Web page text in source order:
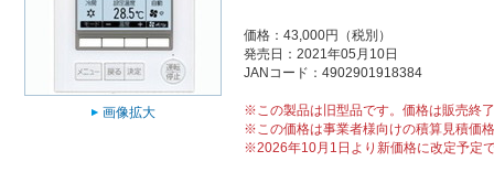
画像拡大
価格：43,000円（税別）
発売日：2021年05月10日
JANコード：4902901918384
※この製品は旧型品です。価格は販売終
※この価格は事業者様向けの積算見積価
※2026年10月1日より新価格に改定予定